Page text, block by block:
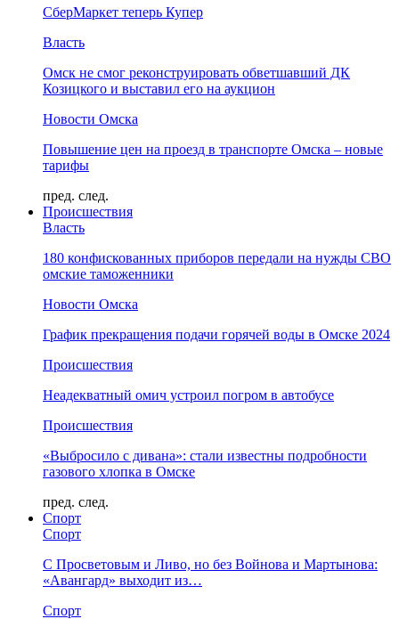
СберМаркет теперь Купер
Власть
Омск не смог реконструировать обветшавший ДК
Козицкого и выставил его на аукцион
Новости Омска
Повышение цен на проезд в транспорте Омска – новые
тарифы
пред. след.
Происшествия
Власть
180 конфискованных приборов передали на нужды СВО
омские таможенники
Новости Омска
График прекращения подачи горячей воды в Омске 2024
Происшествия
Неадекватный омич устроил погром в автобусе
Происшествия
«Выбросило с дивана»: стали известны подробности
газового хлопка в Омске
пред. след.
Спорт
Спорт
С Просветовым и Ливо, но без Войнова и Мартынова:
«Авангард» выходит из…
Спорт